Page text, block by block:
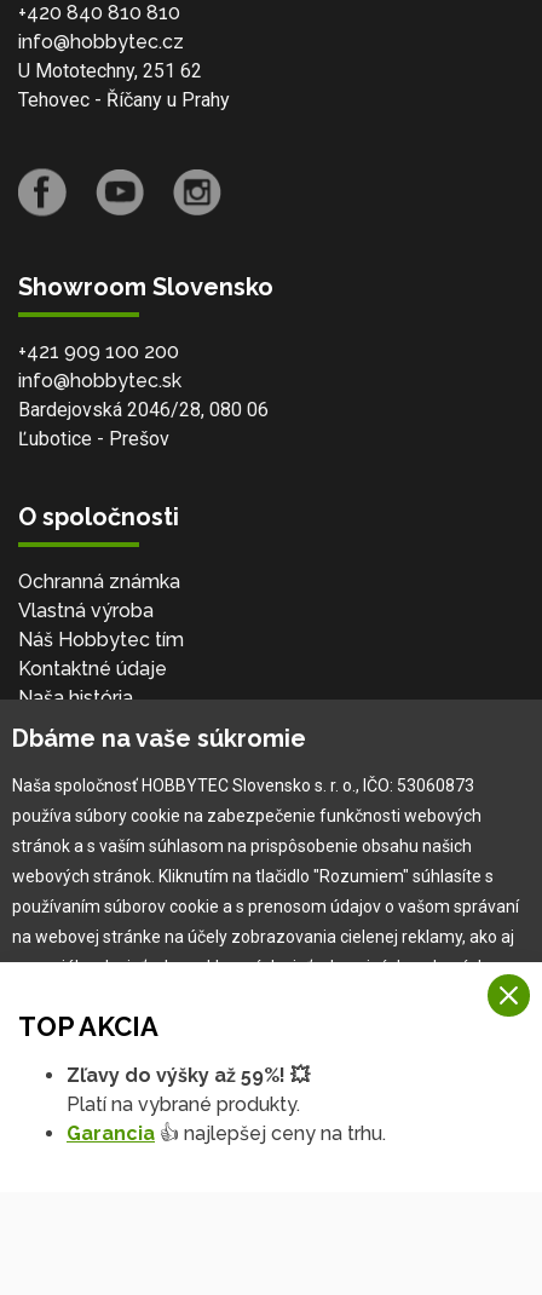
+420 840 810 810
info@hobbytec.cz
U Mototechny, 251 62
Tehovec - Říčany u Prahy
Showroom Slovensko
+421 909 100 200
info@hobbytec.sk
Bardejovská 2046/28, 080 06
Ľubotice - Prešov
O spoločnosti
Ochranná známka
Vlastná výroba
Náš Hobbytec tím
Kontaktné údaje
Naša história
Kariéra
Pre zákazníka
Garancia najlepšej ceny
Užívateľský manuál
Obchodné podmienky
Zákazník & partner
Novinky
TOP AKCIA
Zľavy do výšky až 59%! 💥
Platí na vybrané produkty.
Garancia 👍 najlepšej ceny na trhu.
Dbáme na vaše súkromie
Naša spoločnosť HOBBYTEC Slovensko s. r. o., IČO: 53060873
používa súbory cookie na zabezpečenie funkčnosti webových
stránok a s vaším súhlasom na prispôsobenie obsahu našich
webových stránok. Kliknutím na tlačidlo "Rozumiem" súhlasíte s
používaním súborov cookie a s prenosom údajov o vašom správaní
na webovej stránke na účely zobrazovania cielenej reklamy, ako aj
na sociálnych sieťach a reklamných sieťach na iných webových
Viac informácií
Na našich webových stránkach používame niekoľko kategórií
Rozumiem